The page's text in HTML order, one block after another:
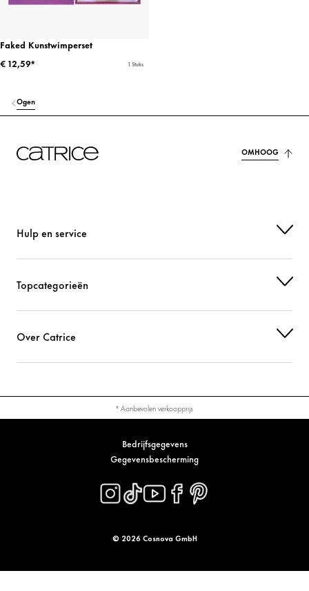
Faked Kunstwimperset
€ 12,59*
1 Stuks
Ogen
OMHOOG
Hulp en service
Topcategorieën
Over Catrice
* Aanbevolen verkoopprijs
Bedrijfsgegevens
Gegevensbescherming
© 2026 Cosnova GmbH